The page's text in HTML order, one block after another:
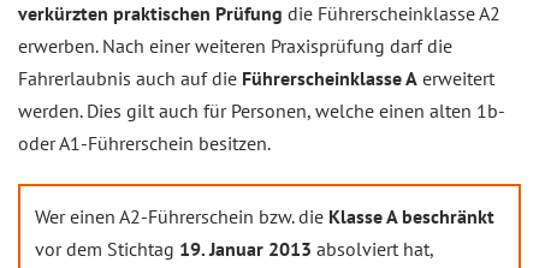
verkürzten praktischen Prüfung die Führerscheinklasse A2
erwerben. Nach einer weiteren Praxisprüfung darf die
Fahrerlaubnis auch auf die Führerscheinklasse A erweitert
werden. Dies gilt auch für Personen, welche einen alten 1b-
oder A1-Führerschein besitzen.
Wer einen A2-Führerschein bzw. die Klasse A beschränkt
vor dem Stichtag 19. Januar 2013 absolviert hat,